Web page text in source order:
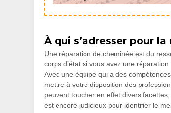
À qui s’adresser pour
Une réparation de cheminée est du
corps d’état si vous avez une
Avec une équipe qui a des
mettre à votre disposition des
peuvent toucher en effet divers
est encore judicieux pour identifier le